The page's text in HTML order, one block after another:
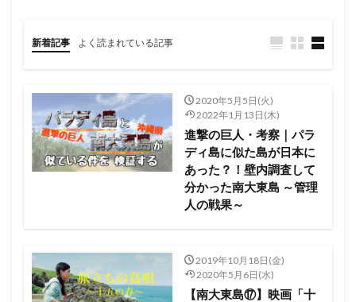
新着記事 よく読まれている記事
2020年5月5日(火)
2022年1月13日(木)
進撃の巨人・考察｜パラ
ディ島に似た島が日本に
あった？！壁内調査して
分かった南大東島 ～管理
人の戦果～
2019年10月18日(金)
2020年5月6日(水)
【南大東島⑰】映画「十